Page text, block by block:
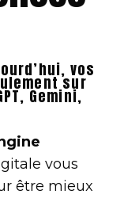
vos
sur
Gemini,
vous
être mieux